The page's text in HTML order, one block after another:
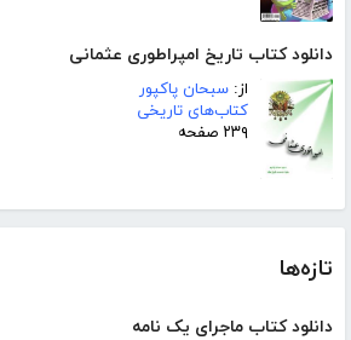
دانلود کتاب تاریخ امپراطوری عثمانی
از: سبحان پاکپور
کتاب‌های تاریخی
۲۳۹ صفحه
تازه‌ها
دانلود کتاب ماجرای یک نامه